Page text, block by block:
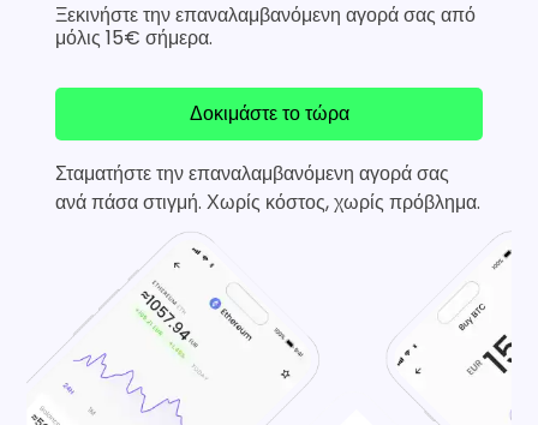
Ξεκινήστε την επαναλαμβανόμενη αγορά σας από
μόλις 15€ σήμερα.
Δοκιμάστε το τώρα
Σταματήστε την επαναλαμβανόμενη αγορά σας
ανά πάσα στιγμή. Χωρίς κόστος, χωρίς πρόβλημα.